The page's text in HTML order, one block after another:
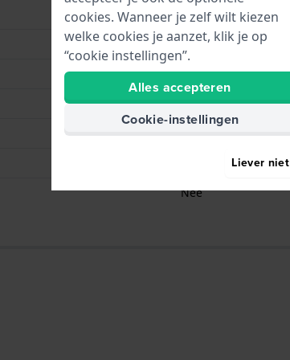
Zwart
Gesp
Zilver
65 mm
125 mm
Bandpennen
Nee
cookies. Wanneer je zelf wilt kiezen
welke cookies je aanzet, klik je op
“cookie instellingen”.
Alles accepteren
Cookie-instellingen
Liever niet